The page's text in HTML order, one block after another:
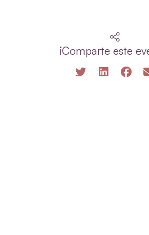
¡Comparte este